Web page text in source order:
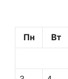
Пн
Вт